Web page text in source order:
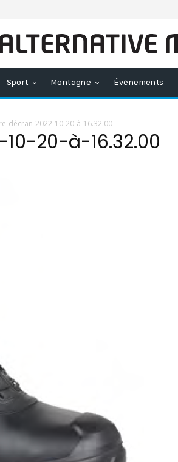
Sport Montagne Événements
décran-2022-10-20-à-16.32.00
20-à-16.32.00